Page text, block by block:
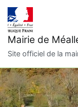
Aller
contenu
Mairie de
Site officiel de la